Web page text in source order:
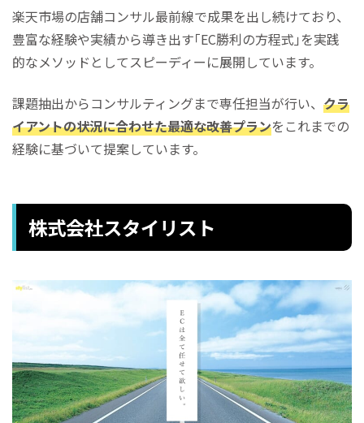
楽天市場の店舗コンサル最前線で成果を出し続けており、
豊富な経験や実績から導き出す｢EC勝利の方程式｣を実践
的なメソッドとしてスピーディーに展開しています。
課題抽出からコンサルティングまで専任担当が行い、 クラ
イアントの状況に合わせた最適な改善プランをこれまでの
経験に基づいて提案しています。
株式会社スタイリスト